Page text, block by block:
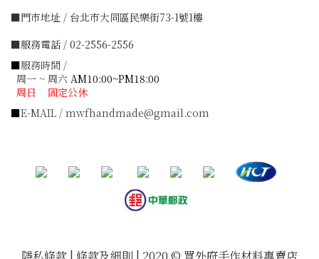
■門市地址 / 台北市大同區民樂街73-1號1樓
■服務電話 / 02-2556-2556
■服務時間 /
周一 ~ 周六 AM10:00~PM18:00
周日 固定公休
■E-MAIL / mwfhandmade@gmail.com